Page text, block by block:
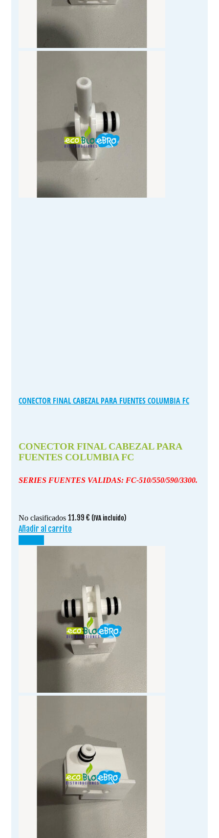
CONECTOR FINAL CABEZAL PARA FUENTES COLUMBIA FC
CONECTOR FINAL CABEZAL PARA
FUENTES COLUMBIA FC
SERIES FUENTES VALIDAS: FC-510/550/590/3300.
No clasificados 11.99 € (IVA incluido)
Añadir al carrito